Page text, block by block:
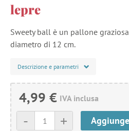
lepre
Sweety ball è un pallone
diametro di 12 cm.
Descrizione e parametri
4,99 € IVA inclusa
+
-